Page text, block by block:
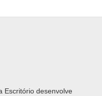
Escritório desenvolve